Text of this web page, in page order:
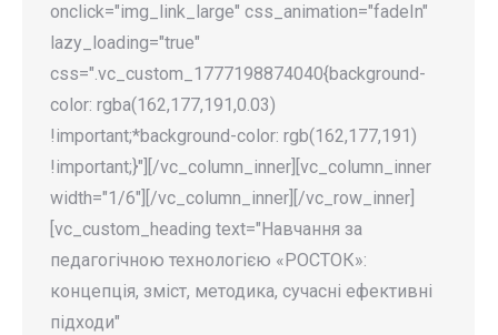
onclick="img_link_large" css_animation="fadeIn"
lazy_loading="true"
css=".vc_custom_1777198874040{background-
color: rgba(162,177,191,0.03)
!important;*background-color: rgb(162,177,191)
!important;}"][/vc_column_inner][vc_column_inner
width="1/6"][/vc_column_inner][/vc_row_inner]
[vc_custom_heading text="Навчання за
педагогічною технологією «РОСТОК»:
концепція, зміст, методика, сучасні ефективні
підходи"